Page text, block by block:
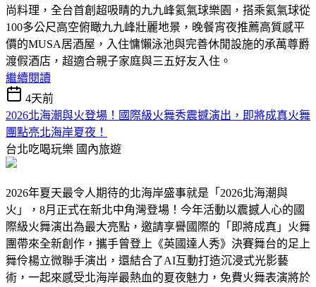
尚料理，全台首創超吸睛的九九峰氦氣球樂園，搭乘氦氣球從
100多公尺高空俯瞰九九峰壯麗地景，晚餐宵夜推薦高質感平
價的MUSA居酒屋，入住慵懶泳池與完善休閒設施的承萬尊爵
渡假酒店，超適合親子家庭與三五好友入住。
繼續閱讀
4天前
2026北海潮與火登場！國際級火舞秀震撼演出，即將成真火舞
團點亮北海岸夏夜！
台北吃喝玩樂 國內旅遊
2026年夏天最令人期待的北海岸盛事就是「2026北海潮與
火」，8月正式在新北中角灣登場！今年活動以震撼人心的國
際級火舞演出為最大亮點，邀請享譽國際的「即將成真」火舞
團帶來全新創作，攜手曾登上《英國達人秀》決賽舞台的足上
舞伶楊立微聯手演出，還結合了AI互動打造沉浸式光影藝
術，一起來感受北海岸最熱血的夏夜魅力，免費火舞表演將於